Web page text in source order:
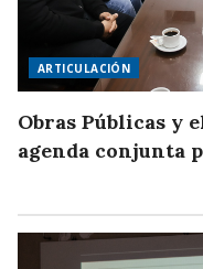
ARTICULACIÓN
Obras Públicas y
agenda conjunta